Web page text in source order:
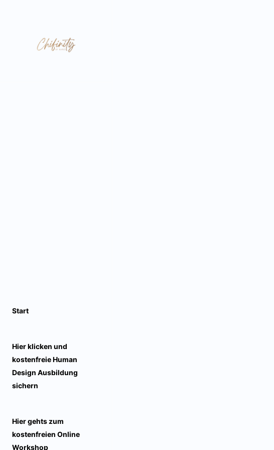
Start
Hier klicken und
kostenfreie Human
Design Ausbildung
sichern
Hier gehts zum
kostenfreien Online
Workshop